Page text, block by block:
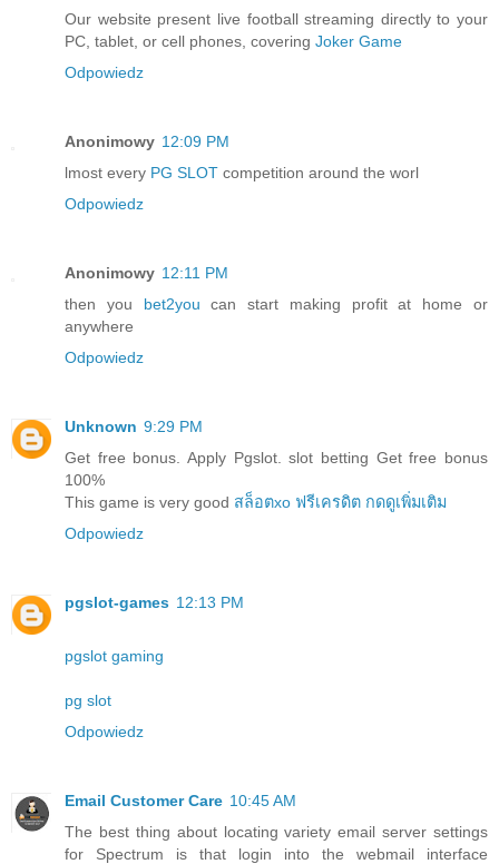
Our website present live football streaming directly to your
PC, tablet, or cell phones, covering Joker Game
Odpowiedz
Anonimowy 12:09 PM
lmost every PG SLOT competition around the worl
Odpowiedz
Anonimowy 12:11 PM
then you bet2you can start making profit at home or
anywhere
Odpowiedz
Unknown 9:29 PM
Get free bonus. Apply Pgslot. slot betting Get free bonus
100%
This game is very good สล็อตxo ฟรีเครดิต กดดูเพิ่มเติม
Odpowiedz
pgslot-games 12:13 PM
pgslot gaming
pg slot
Odpowiedz
Email Customer Care 10:45 AM
The best thing about locating variety email server settings
for Spectrum is that login into the webmail interface